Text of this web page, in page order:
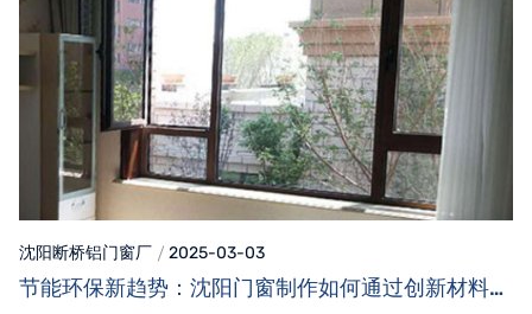
沈阳断桥铝门窗厂 2025-03-03
节能环保新趋势：沈阳门窗制作如何通过创新材料与